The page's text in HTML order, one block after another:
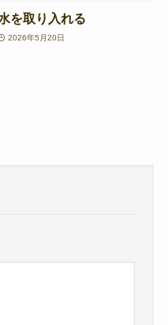
を取り入れる
2026年5月20日